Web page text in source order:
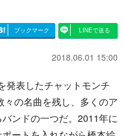
ブックマーク LINEで送る
2018.06.01 15:00
発表したチャットモンチ
の名曲を残し、多くのア
ンドの一つだ。2011年に